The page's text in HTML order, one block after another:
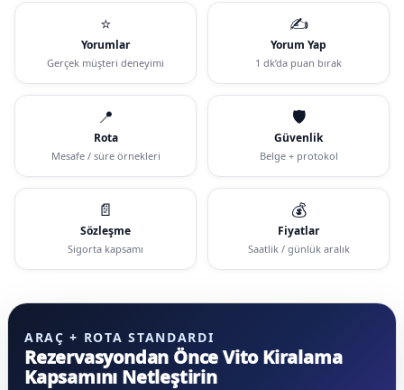
⭐
Yorumlar
Gerçek müşteri deneyimi
✍️
Yorum Yap
1 dk’da puan bırak
📍
Rota
Mesafe / süre örnekleri
🛡️
Güvenlik
Belge + protokol
📄
Sözleşme
Sigorta kapsamı
💰
Fiyatlar
Saatlik / günlük aralık
ARAÇ + ROTA STANDARDI
Rezervasyondan Önce Vito Kiralama
Kapsamını Netleştirin